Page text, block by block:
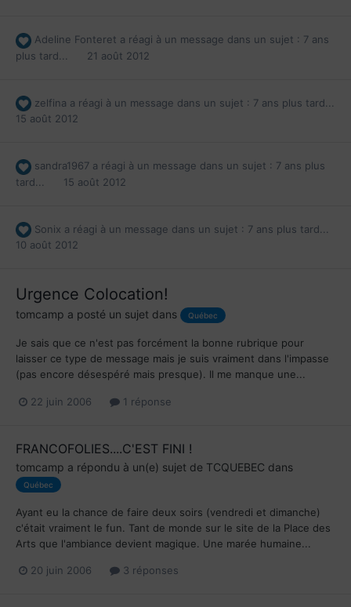
Adeline Fonteret a réagi à un message dans un sujet : 7 ans
plus tard...
21 août 2012
zelfina a réagi à un message dans un sujet : 7 ans plus tard...
15 août 2012
sandra1967 a réagi à un message dans un sujet : 7 ans plus
tard...
15 août 2012
Sonix a réagi à un message dans un sujet : 7 ans plus tard...
10 août 2012
Urgence Colocation!
tomcamp a posté un sujet dans Québec
Je sais que ce n'est pas forcément la bonne rubrique pour
laisser ce type de message mais je suis vraiment dans l'impasse
(pas encore désespéré mais presque). Il me manque une...
22 juin 2006 1 réponse
FRANCOFOLIES....C'EST FINI !
tomcamp a répondu à un(e) sujet de TCQUEBEC dans
Québec
Ayant eu la chance de faire deux soirs (vendredi et dimanche)
c'était vraiment le fun. Tant de monde sur le site de la Place des
Arts que l'ambiance devient magique. Une marée humaine...
20 juin 2006 3 réponses